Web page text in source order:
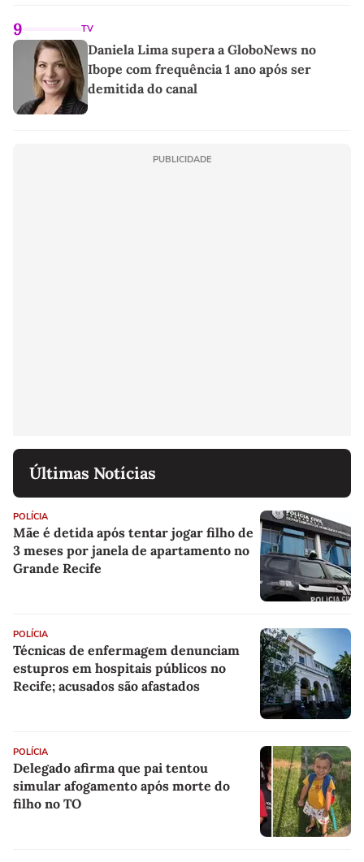
9 TV
Daniela Lima supera a GloboNews no
Ibope com frequência 1 ano após ser
demitida do canal
PUBLICIDADE
Últimas Notícias
POLÍCIA
Mãe é detida após tentar jogar filho de
3 meses por janela de apartamento no
Grande Recife
POLÍCIA
Técnicas de enfermagem denunciam
estupros em hospitais públicos no
Recife; acusados são afastados
POLÍCIA
Delegado afirma que pai tentou
simular afogamento após morte do
filho no TO